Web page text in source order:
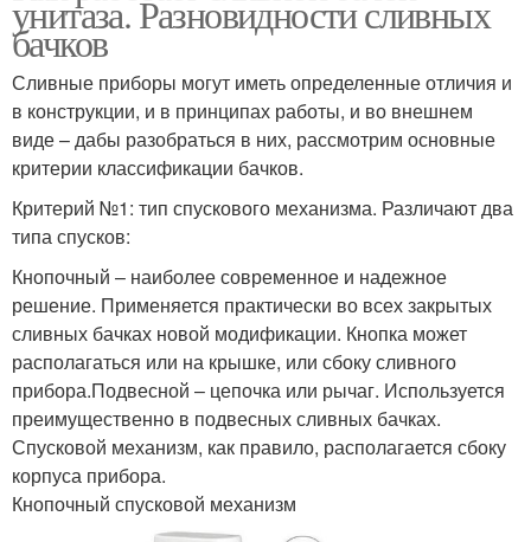
унитаза. Разновидности сливных
бачков
Сливные приборы могут иметь определенные отличия и
в конструкции, и в принципах работы, и во внешнем
виде – дабы разобраться в них, рассмотрим основные
критерии классификации бачков.
Критерий №1: тип спускового механизма. Различают два
типа спусков:
Кнопочный – наиболее современное и надежное
решение. Применяется практически во всех закрытых
сливных бачках новой модификации. Кнопка может
располагаться или на крышке, или сбоку сливного
прибора.Подвесной – цепочка или рычаг. Используется
преимущественно в подвесных сливных бачках.
Спусковой механизм, как правило, располагается сбоку
корпуса прибора.
Кнопочный спусковой механизм